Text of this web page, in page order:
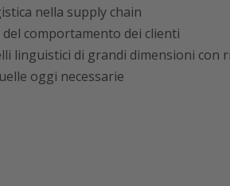
nella supply chain
comportamento dei clienti
linguistici di grandi dimensioni con
oggi necessarie